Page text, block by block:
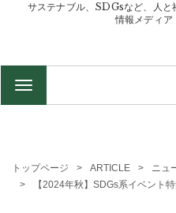
サステナブル、SDGsなど、人と
情報メディ
TOGGLE
トップページ ARTICLE
ニュ
【2024年秋】SDGs系イベント